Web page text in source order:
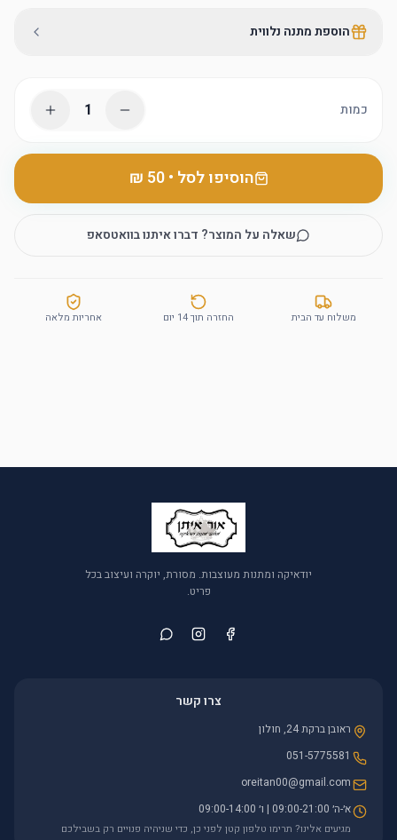
הוספת מתנה נלווית
כמות 1
הוסיפו לסל •
‏50 ₪
שאלה על המוצר? דברו איתנו בוואטסאפ
משלוח עד הבית החזרה תוך 14 יום אחריות מלאה
יודאיקה ומתנות מעוצבות. מסורת, יוקרה ועיצוב בכל
פריט.
צרו קשר
ראובן ברקת 24, חולון
051-5775581
oreitan00@gmail.com
א׳-ה׳ 09:00-21:00 | ו׳ 09:00-14:00
מגיעים אלינו? תרימו טלפון קטן לפני כן, כדי שניהיה פנויים רק בשבילכם